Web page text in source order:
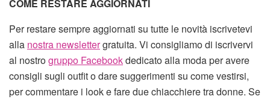
COME RESTARE AGGIORNATI
Per restare sempre aggiornati su tutte le novità iscrivetevi
alla nostra newslettergratuita. Vi consigliamo di iscrivervi
al nostrogruppo Facebookdedicato alla moda per avere
consigli sugli outfit o dare suggerimenti su come vestirsi,
per commentare i look e fare due chiacchiere tra donne. Se